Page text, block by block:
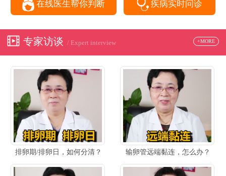
在线医生帮你判断 疾病实时问诊
专家访谈 / Expert interview +MORE
排卵期/排卵日，如何分清？ 输卵管远端黏连，怎么办？